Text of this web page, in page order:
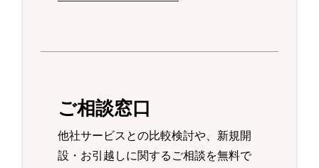
ご相談窓口
他社サービスとの比較検討や、新規開
設・お引越しに関するご相談を無料で